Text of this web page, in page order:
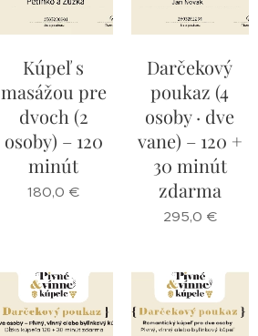
Kúpeľ s
masážou pre
dvoch (2
osoby) – 120
minút
180,0 €
Darčekový
poukaz (4
osoby · dve
vane) – 120 +
30 minút
zdarma
295,0 €